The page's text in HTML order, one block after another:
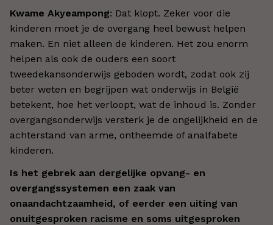
Kwame Akyeampong: Dat klopt. Zeker voor die
kinderen moet je de overgang heel bewust helpen
maken. En niet alleen de kinderen. Het zou enorm
helpen als ook de ouders een soort
tweedekansonderwijs geboden wordt, zodat ook zij
beter weten en begrijpen wat onderwijs in België
betekent, hoe het verloopt, wat de inhoud is. Zonder
overgangsonderwijs versterk je de ongelijkheid en de
achterstand van arme, ontheemde of analfabete
kinderen.
Is het gebrek aan dergelijke opvang- en
overgangssystemen een zaak van
onaandachtzaamheid, of eerder een uiting van
onuitgesproken racisme en soms uitgesproken